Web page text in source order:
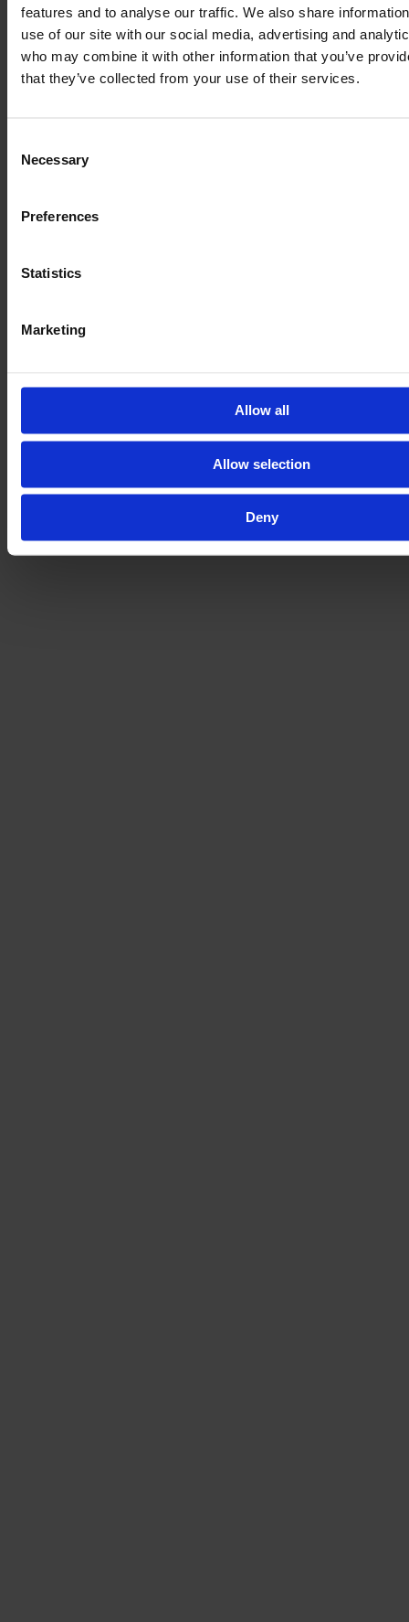
features and to analyse our traffic. We also share
use of our site with our social media, advertising and
who may combine it with other information that you’ve
that they’ve collected from your use of their services.
Selection
Necessary
Preferences
Statistics
Marketing
Allow all
Allow selection
Deny